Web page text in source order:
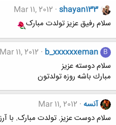
shayan133
Mar 11, 2012
سلام رفیق عزیز تولدت مبارک
B
b_xxxxxxeman
Mar 11, 2012
سلام دوسته عزيز
مبارك باشه روزه تولدتون
آنسه Mar 11, 2012
سلام دوست عزیز. تولدت مبارک. با